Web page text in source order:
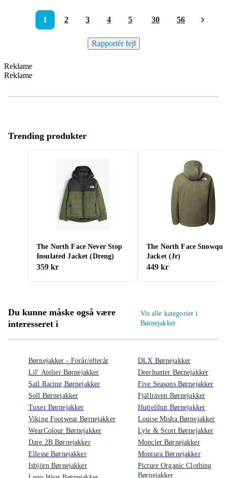
1 2 3 4 5 30 56
Rapportér fejl
Reklame
Reklame
Trending produkter
The North Face Never Stop
Insulated Jacket (Dreng)
359 kr
The North Face
Jacket (Jr)
449 kr
Du kunne måske også være
interesseret i
Vis alle kategorier i
Børnejakker
Børnejakker - Forår/efterår
Lil' Atelier Børnejakker
Sail Racing Børnejakker
Soll Børnejakker
Tuxer Børnejakker
Viking Footwear Børnejakker
WearColour Børnejakker
Dare 2B Børnejakker
Ellesse Børnejakker
Isbjörn Børnejakker
DLX Børnejakker
Deerhunter Børnejakker
Five Seasons Børnejakker
Fjällräven Børnejakker
Huttelihut Børnejakker
Louise Misha Børnejakker
Lyle & Scott Børnejakker
Moncler Børnejakker
Montura Børnejakker
Picture Organic Clothing
Børnejakker